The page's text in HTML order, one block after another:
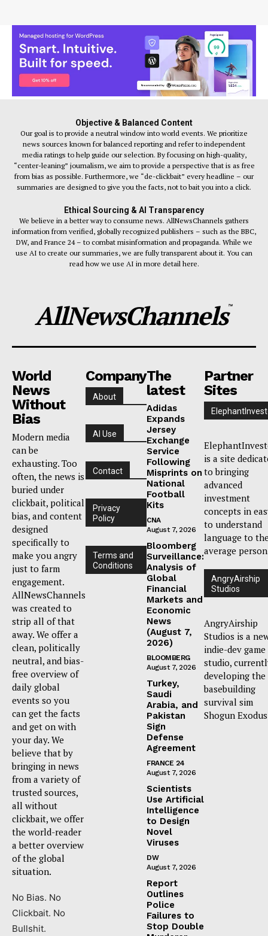
Objective & Balanced Content
Our goal is to provide a neutral window into world events. We prioritize
news sources known for balanced reporting and refer to independent
media ratings to help guide our selection. By focusing on high-quality,
“center-leaning” journalism, we aim to provide a perspective that is as free
from bias as possible. Furthermore, we “de-clickbait” every headline – our
summaries are designed to give you the facts, not to bait you into a click.
Ethical Sourcing & AI Transparency
We believe in a better way to consume news. AllNewsChannels gathers
information from verified, globally recognized publishers – such as the BBC,
DW, and France 24 – to combat misinformation and propaganda. While we
use AI to create our summaries, we are fully transparent about it. You can
read how we use AI in more detail here.
AllNewsChannels™
World
News
Without
Bias
Modern media
can be
exhausting. Too
often, the news is
buried under
clickbait, political
bias, and content
designed
specifically to
make you angry
just to farm
engagement.
AllNewsChannels
was created to
strip all of that
away. We offer a
clean, politically
neutral, and bias-
free overview of
daily global
events so you
can get the facts
and get on with
your day. We
believe that by
bringing in news
from a variety of
trusted sources,
all without
clickbait, we offer
the world-reader
a better overview
of the global
situation.
No Bias. No
Clickbait. No
Bullshit.
Company
About
AI Use
Contact
Privacy
Policy
Terms and
Conditions
The
latest
Adidas
Expands
Jersey
Exchange
Service
Following
Misprints on
National
Football
Kits
CNA
August 7, 2026
Bloomberg
Surveillance:
Analysis of
Global
Financial
Markets and
Economic
News
(August 7,
2026)
BLOOMBERG
August 7, 2026
Turkey,
Saudi
Arabia, and
Pakistan
Sign
Defense
Agreement
FRANCE 24
August 7, 2026
Scientists
Use Artificial
Intelligence
to Design
Novel
Viruses
DW
August 7, 2026
Report
Outlines
Police
Failures to
Stop Double
Partner
Sites
is a site
to bringing
advanced
investment
concepts in
to understand
language to
average
AngryAirship
Studios
AngryAirship
Studios is a
indie-dev game
studio,
developing the
basebuilding
survival sim
Shogun